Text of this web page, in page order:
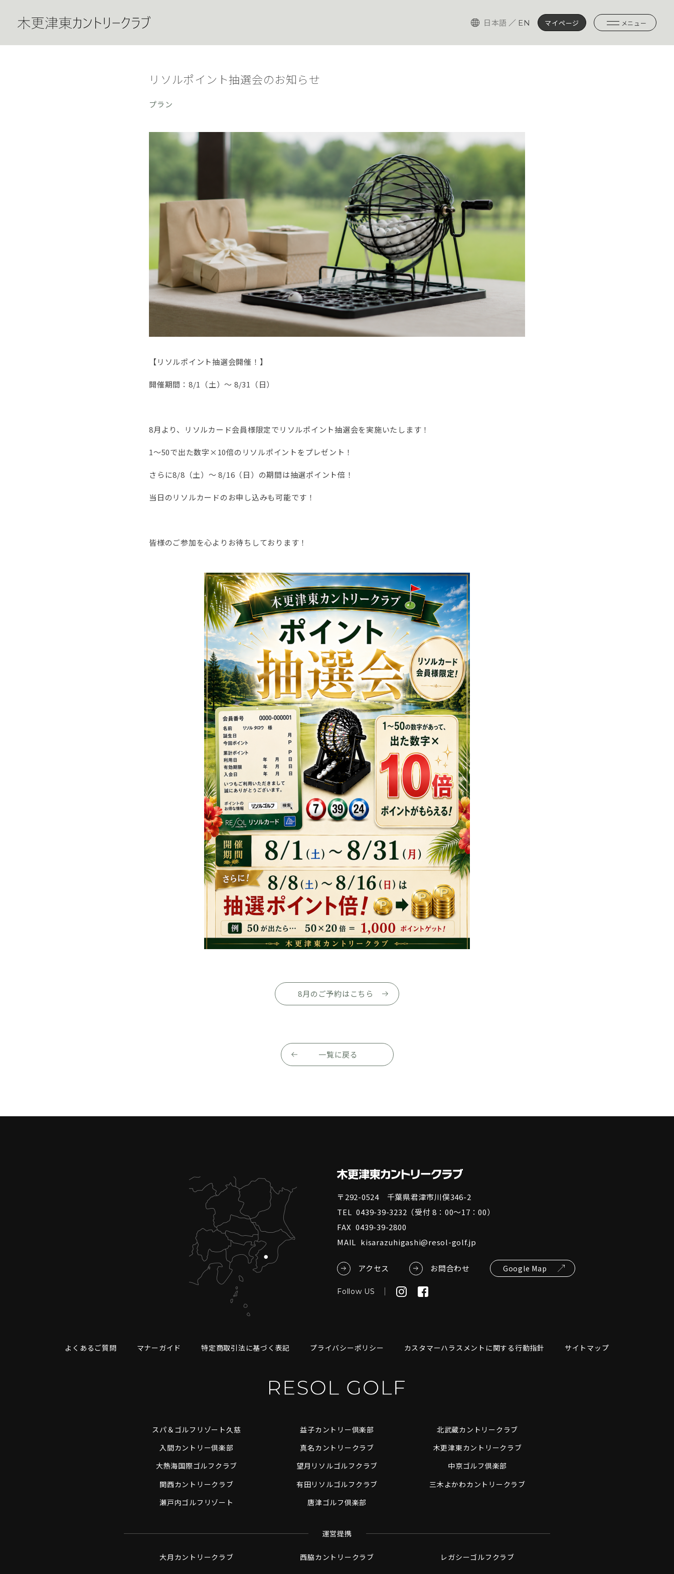
メニュー
日本語 ／ EN マイページ
リソルポイント抽選会のお知らせ
プラン
【リソルポイント抽選会開催！】
開催期間：8/1（土）～ 8/31（日）
8月より、リソルカード会員様限定でリソルポイント抽選会を実施いたします！
1～50で出た数字×10倍のリソルポイントをプレゼント！
さらに8/8（土）～ 8/16（日）の期間は抽選ポイント倍！
当日のリソルカードのお申し込みも可能です！
皆様のご参加を心よりお待ちしております！
8月のご予約はこちら
一覧に戻る
〒292-0524 千葉県君津市川俣346-2
TEL 0439-39-3232 （受付 8：00～17：00）
FAX 0439-39-2800
MAIL kisarazuhigashi@resol-golf.jp
アクセス お問合わせ Google Map
Follow US
よくあるご質問 マナーガイド 特定商取引法に基づく表記 プライバシーポリシー カスタマーハラスメントに関する行動指針 サイトマップ
スパ＆ゴルフリゾート久慈 益子カントリー倶楽部
北武蔵カントリークラブ
入間カントリー倶楽部
真名カントリークラブ
木更津東カントリークラブ
大熱海国際ゴルフクラブ
望月リソルゴルフクラブ
中京ゴルフ倶楽部
関西カントリークラブ
有田リソルゴルフクラブ
三木よかわカントリークラブ
瀬戸内ゴルフリゾート
唐津ゴルフ倶楽部
運営提携
大月カントリークラブ 西脇カントリークラブ レガシーゴルフクラブ